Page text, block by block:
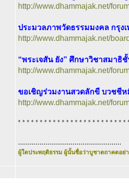
http://www.dhammajak.net/
ประมวลภาพวัดธรรมมงคล กรุง
http://www.dhammajak.net/
“พระเจสัน ยัง” ศึกษาวิชาสมา
http://www.dhammajak.net/
ขอเชิญร่วมงานสวดลักขี บวชชี
http://www.dhammajak.net/
* * * * * * * * * * * * * * * * * * * * * * * * *
.....................................................
ผู้ใดประพฤติธรรม ผู้นั้นชื่อว่าบูชาตถาคตอย่า